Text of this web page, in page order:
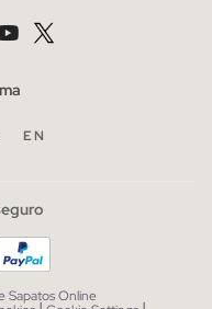
EN
Sapatos Online